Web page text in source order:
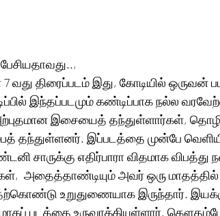
7 வது திரைப்படம் இது, கோடியில் ஒருவன்
இந்தப்படமும் கண்டிப்பாக நல்ல
இசையைத் தந்துள்ளார்கள்,
தந்துள்ளனர். இப்படத்தை முன்பே
சாருக்கு எதிர்பாரா விதமாக விபத்து
அதைத்தாண்டியும் அவர் ஒரு மாதத்தில்
உறுதுணையாக இருந்தார்.
படத்தை உருவாக்கியுள்ளார்.